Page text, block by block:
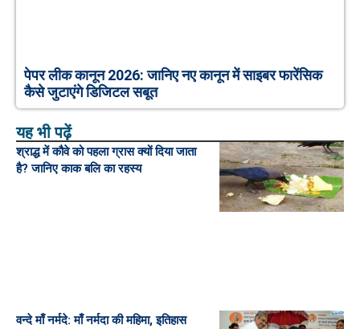
पेपर लीक कानून 2026: जानिए नए कानून में साइबर फारेंसिक
कैसे जुटाएंगे डिजिटल सबूत
यह भी पढ़ें
श्राद्ध में कौवे को पहला ग्रास क्यों दिया जाता
है? जानिए काक बलि का रहस्य
वन्दे माँ नर्मदे: माँ नर्मदा की महिमा, इतिहास